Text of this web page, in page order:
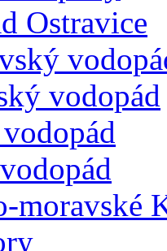
Ostravice
vodopád
moravské